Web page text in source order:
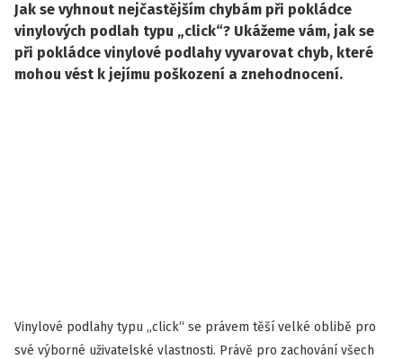
Jak se vyhnout nejčastějším chybám při pokládce
vinylových podlah typu „click“? Ukážeme vám, jak se
při pokládce vinylové podlahy vyvarovat chyb, které
mohou vést k jejímu poškození a znehodnocení.
Vinylové podlahy typu „click“ se právem těší velké oblibě pro
své výborné uživatelské vlastnosti. Právě pro zachování všech